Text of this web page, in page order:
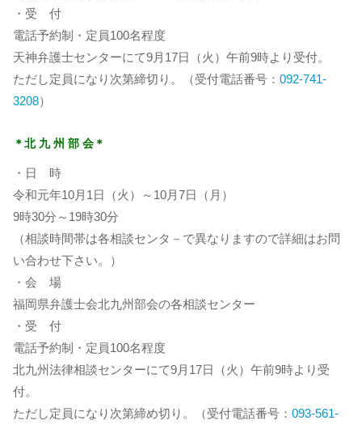
・受 付
電話予約制・定員100名程度
天神弁護士センターにて9月17日（火）午前9時より受付。
ただし定員になり次第締切り。（受付電話番号： 092-741-
3208）
＊北 九 州 部 会＊
・日 時
令和元年10月1日（火）～10月7日（月）
9時30分～19時30分
（相談時間帯は各相談センタ－で異なりますので詳細はお問
い合わせ下さい。）
・会 場
福岡県弁護士会北九州部会の各相談センター
・受 付
電話予約制・定員100名程度
北九州法律相談センターにて9月17日（火）午前9時より受
付。
ただし定員になり次第締め切り。（受付電話番号： 093-561-